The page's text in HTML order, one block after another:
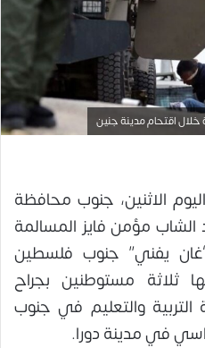
خلال اقتحام مدينة جنين
الاثنين، جنوب محافظة
الشاب مؤمن فايز المسالمة
يفني” جنوب فلسطين
ثلاثة مستوطنين بجراح
والتعليم في جنوب
في مدينة دورا.